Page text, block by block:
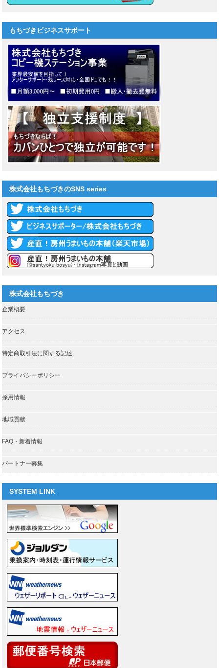
もちづきビジネスサポート
株式会社もちづきのSNS series
株式会社もちづき
企業概要
アクセス
特定商取引法に関する記述
プライバシーポリシー
採用情報
地域貢献
FAQ・新着情報
パートナー募集
SYSTEM LINK